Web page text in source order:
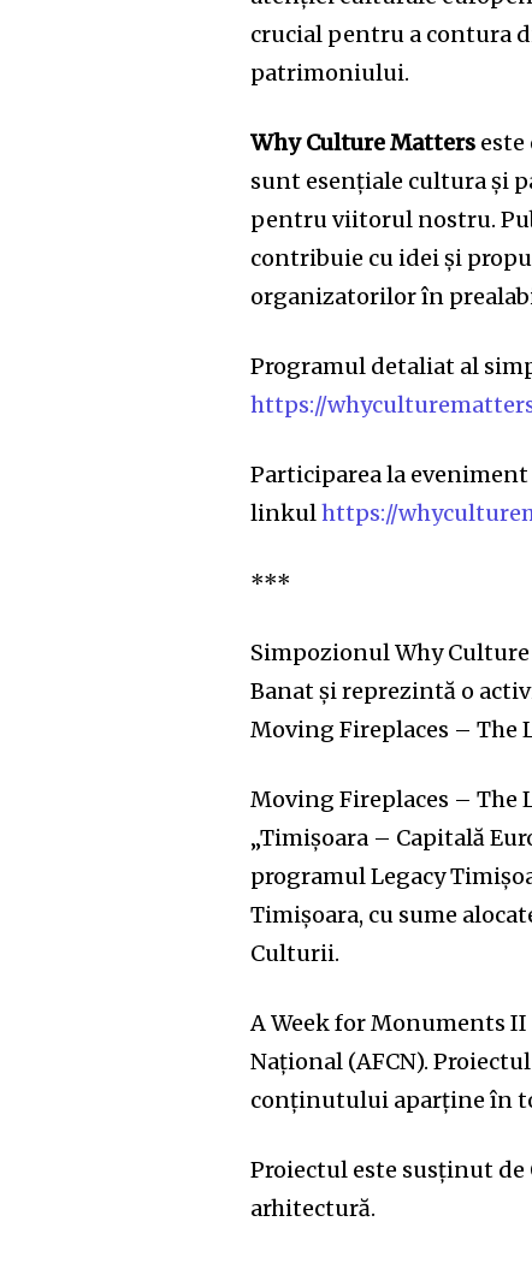
crucial pentru a contura
patrimoniului.
Why Culture Matterseste
sunt esențiale cultura și
pentru viitorul nostru.
contribuie cu idei și
organizatorilor în
Programul detaliat al
https://
Participarea la eveniment
linkulhttps://
***
Simpozionul Why
Banat și reprezintă o
Moving Fireplaces – The
Moving Fireplaces – The
„Timișoara – Capitală
programul Legacy
Timișoara, cu sume
Culturii.
A Week for Monuments
Național (AFCN).
conținutului aparține în
Proiectul este susținut
arhitectură.